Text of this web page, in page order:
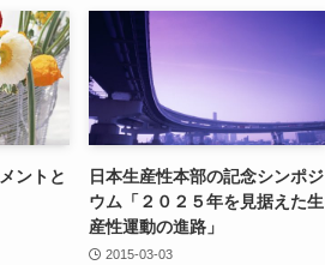
ントと
日本生産性本部の記念シンポジ
ウム「２０２５年を見据えた生
産性運動の進路」
2015-03-03